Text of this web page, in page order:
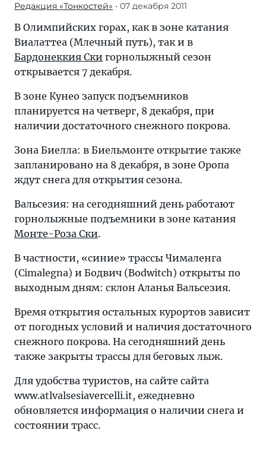
Редакция «Тонкостей» • 07 декабря 2011
В Олимпийских горах, как в зоне катания
Виалаттеа (Млечный путь), так и в
Бардонеккия Ски горнолыжный сезон
открывается 7 декабря.
В зоне Кунео запуск подъемников
планируется на четверг, 8 декабря, при
наличии достаточного снежного покрова.
Зона Биелла: в Биельмонте открытие также
запланировано на 8 декабря, в зоне Оропа
ждут снега для открытия сезона.
Вальсезия: на сегодняшний день работают
горнолыжные подъемники в зоне катания
Монте-Роза Ски.
В частности, «синие» трассы Чималенга
(Cimalegna) и Бодвич (Bodwitch) открыты по
выходным дням: склон Аланья Вальсезия.
Время открытия остальных курортов зависит
от погодных условий и наличия достаточного
снежного покрова. На сегодняшний день
также закрыты трассы для беговых лыж.
Для удобства туристов, на сайте сайта
www.atlvalsesiavercelli.it, ежедневно
обновляется информация о наличии снега и
состоянии трасс.